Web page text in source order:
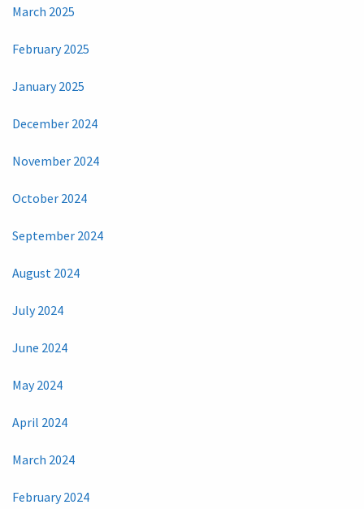
March 2025
February 2025
January 2025
December 2024
November 2024
October 2024
September 2024
August 2024
July 2024
June 2024
May 2024
April 2024
March 2024
February 2024